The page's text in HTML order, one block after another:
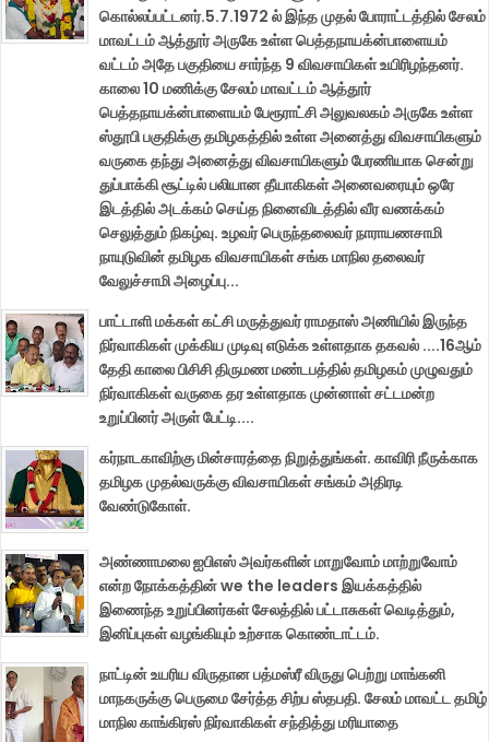
கொல்லப்பட்டனர்.5.7.1972 ல் இந்த முதல் போராட்டத்தில் சேலம்
மாவட்டம் ஆத்தூர் அருகே உள்ள பெத்தநாயக்ன்பாளையம்
வட்டம் அதே பகுதியை சார்ந்த 9 விவசாயிகள் உயிரிழந்தனர்.
காலை 10 மணிக்கு சேலம் மாவட்டம் ஆத்தூர்
பெத்தநாயக்ன்பாளையம் பேரூராட்சி அலுவலகம் அருகே உள்ள
ஸ்தூபி பகுதிக்கு தமிழகத்தில் உள்ள அனைத்து விவசாயிகளும்
வருகை தந்து அனைத்து விவசாயிகளும் பேரணியாக சென்று
துப்பாக்கி சூட்டில் பலியான தீயாகிகள் அனைவரையும் ஒரே
இடத்தில் அடக்கம் செய்த நினைவிடத்தில் வீர வணக்கம்
செலுத்தும் நிகழ்வு. உழவர் பெருந்தலைவர் நாராயணசாமி
நாயுடுவின் தமிழக விவசாயிகள் சங்க மாநில தலைவர்
வேலுச்சாமி அழைப்பு...
பாட்டாளி மக்கள் கட்சி மருத்துவர் ராமதாஸ் அணியில் இருந்த
நிர்வாகிகள் முக்கிய முடிவு எடுக்க உள்ளதாக தகவல் ....16ஆம்
தேதி காலை பிசிசி திருமண மண்டபத்தில் தமிழகம் முழுவதும்
நிர்வாகிகள் வருகை தர உள்ளதாக முன்னாள் சட்டமன்ற
உறுப்பினர் அருள் பேட்டி....
கர்நாடகாவிற்கு மின்சாரத்தை நிறுத்துங்கள். காவிரி நீருக்காக
தமிழக முதல்வருக்கு விவசாயிகள் சங்கம் அதிரடி
வேண்டுகோள்.
அண்ணாமலை ஐபிஎஸ் அவர்களின் மாறுவோம் மாற்றுவோம்
என்ற நோக்கத்தின் we the leaders இயக்கத்தில்
இணைந்த உறுப்பினர்கள் சேலத்தில் பட்டாசுகள் வெடித்தும்,
இனிப்புகள் வழங்கியும் உற்சாக கொண்டாட்டம்.
நாட்டின் உயரிய விருதான பத்மஸ்ரீ விருது பெற்று மாங்கனி
மாநகருக்கு பெருமை சேர்த்த சிற்ப ஸ்தபதி. சேலம் மாவட்ட தமிழ்
மாநில காங்கிரஸ் நிர்வாகிகள் சந்தித்து மரியாதை